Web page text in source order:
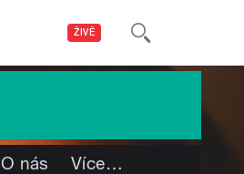
ŽIVĚ
O nás Více…